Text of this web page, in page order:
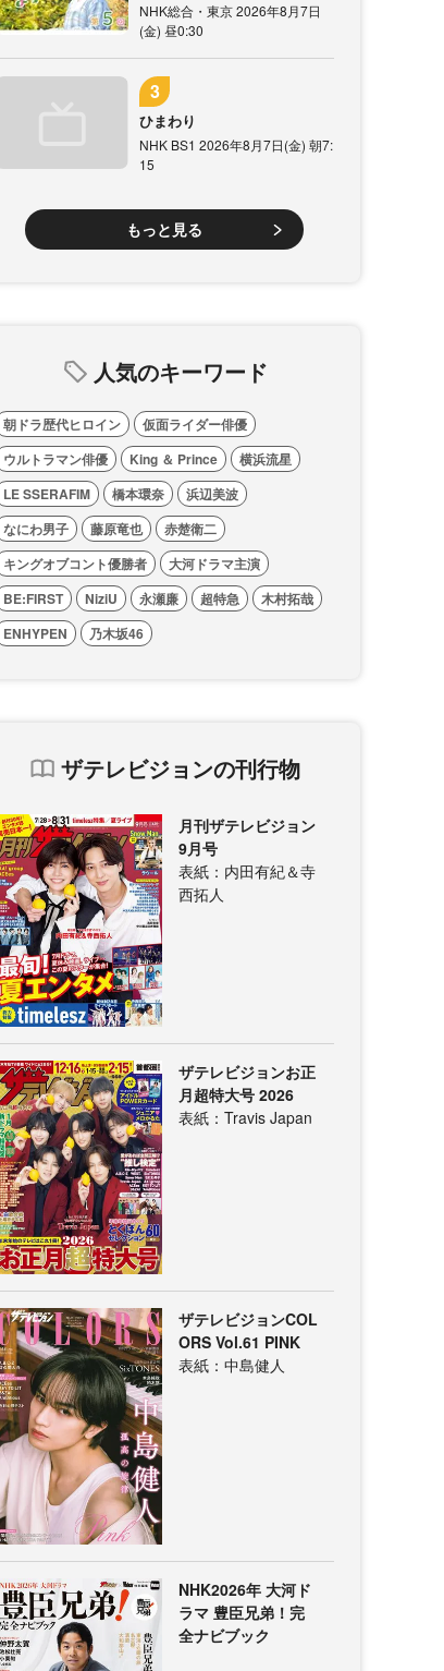
NHK総合・東京 2026年8月7日
(金) 昼0:30
ひまわり
NHK BS1 2026年8月7日(金) 朝7:
15
もっと見る
人気のキーワード
朝ドラ歴代ヒロイン
仮面ライダー俳優
ウルトラマン俳優
King ＆ Prince
横浜流星
LE SSERAFIM
橋本環奈
浜辺美波
なにわ男子
藤原竜也
赤楚衛二
キングオブコント優勝者
大河ドラマ主演
BE:FIRST
NiziU 永瀬廉 超特急
木村拓哉
ENHYPEN
乃木坂46
ザテレビジョンの刊行物
月刊ザテレビジョン
9月号
表紙：内田有紀＆寺
西拓人
ザテレビジョンお正
月超特大号 2026
表紙：Travis Japan
ザテレビジョンCOL
ORS Vol.61 PINK
表紙：中島健人
NHK2026年 大河ド
ラマ 豊臣兄弟！完
全ナビブック